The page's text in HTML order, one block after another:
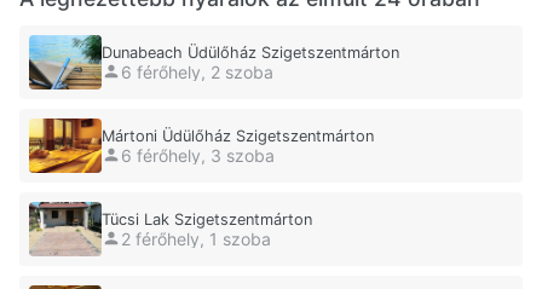
Dunabeach Üdülőház Szigetszentmárton
6 férőhely, 2 szoba
Mártoni Üdülőház Szigetszentmárton
6 férőhely, 3 szoba
Tücsi Lak Szigetszentmárton
2 férőhely, 1 szoba